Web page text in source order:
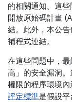
的相關通知。這
開放原始碼計畫
結。此外，本公
補程式連結。
在這些問題中，
高」的安全漏洞
權限的程序環境內
評定標準是假設